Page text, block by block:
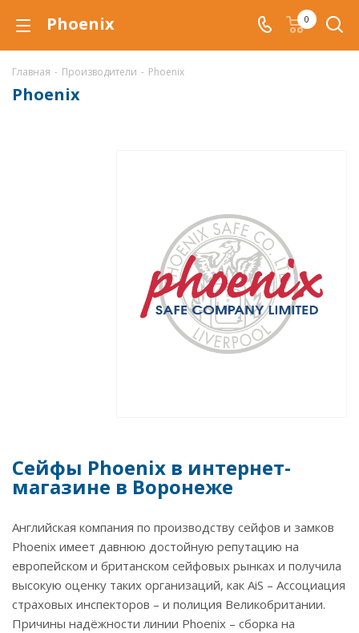
Phoenix 0
Главная - Производители - Phoenix
Phoenix
Сейфы Phoenix в интернет-
магазине в Воронеже
Английская компания по производству сейфов и замков
Phoenix имеет давнюю достойную репутацию на
европейском и британском сейфовых рынках и получила
высокую оценку таких организаций, как AiS – Ассоциация
страховых инспекторов – и полиция Великобритании.
Причины надёжности линии Phoenix – сборка на